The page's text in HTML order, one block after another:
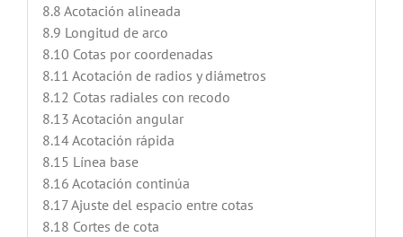
8.8 Acotación alineada
8.9 Longitud de arco
8.10 Cotas por coordenadas
8.11 Acotación de radios y diámetros
8.12 Cotas radiales con recodo
8.13 Acotación angular
8.14 Acotación rápida
8.15 Línea base
8.16 Acotación continúa
8.17 Ajuste del espacio entre cotas
8.18 Cortes de cota